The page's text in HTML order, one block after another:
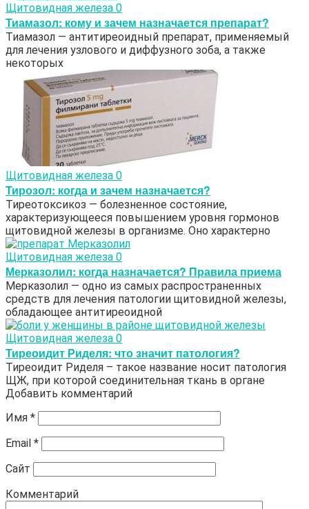
Щитовидная железа 0
Тиамазол: кому и зачем назначается препарат?
Тиамазол — антитиреоидный препарат, применяемый
для лечения узлового и диффузного зоба, а также
некоторых
Щитовидная железа 0
Тирозол: когда и зачем назначается?
Тиреотоксикоз — болезненное состояние,
характеризующееся повышением уровня гормонов
щитовидной железы в организме. Оно характерно
Щитовидная железа 0
Мерказолил: когда назначается? Правила приема
Мерказолил — одно из самых распространенных
средств для лечения патологии щитовидной железы,
обладающее антитиреоидной
Щитовидная железа 0
Тиреоидит Риделя: что значит патология?
Тиреоидит Риделя – такое название носит патология
ЩЖ, при которой соединительная ткань в органе
Добавить комментарий
Имя *
Email *
Сайт
Комментарий